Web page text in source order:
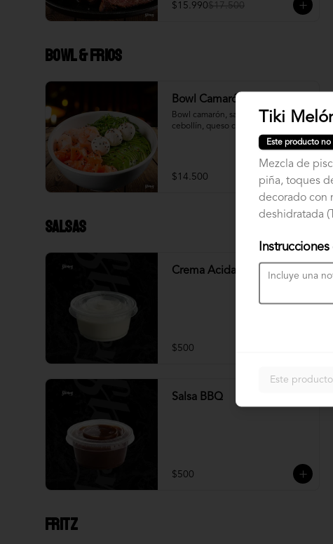
$15.990$17.500
Bowl & frios
Bowl Camarón Salmon
Bowl camarón, salmón, palta,
cebollín, queso crema.
$14.500
Salsas
Crema Acida
$500
Salsa BBQ
$500
Fritz
Tiki
Este producto
Mezcla de
piña, toques
decorado con
deshidratada
Este